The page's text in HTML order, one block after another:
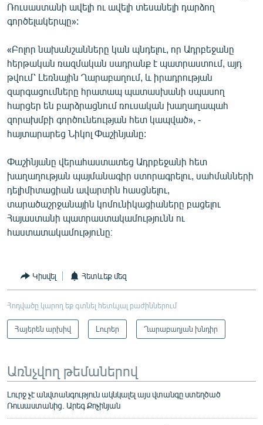
Ռուսաստանի ավելի ու ավելի տեսանելի դարձող
գործելակերպը»:
«Բոլոր նախանշանները կան պնդելու, որ Ադրբեջանը
հերթական ռազմական սադրանք է պատրաստում, այդ
թվում՝ Լեռնային Ղարաբաղում, և իրադրության
զարգացումները հրատապ պատասխանի սպասող
հարցեր են բարձրացնում ռուսական խաղաղապահ
զորախմբի գործունեության հետ կապված», -
հայտարարեց Նիկոլ Փաշինյանը:
Փաշինյանը վերահաստատեց Ադրբեջանի հետ
խաղաղության պայմանագիր ստորագրելու, սահմանների
դելիմիտացիան ավարտին հասցնելու,
տարածաշրջանային կոմունիկացիաները բացելու
Հայաստանի պատրաստակամությունն ու
հաստատակամությունը։
Կիսվել Հետևեք մեզ
Հոդվածը կարող եք գտնել հետևյալ բաժիններում
Հայերեն արխիվ Լուրեր Ղարաբաղյան խնդիր
Առնչվող թեմաներով
Լուրջ չէ անվտանգություն ակնկալել այս վտանգը ստեղծած
Ռուսաստանից. Արեգ Քոչինյան